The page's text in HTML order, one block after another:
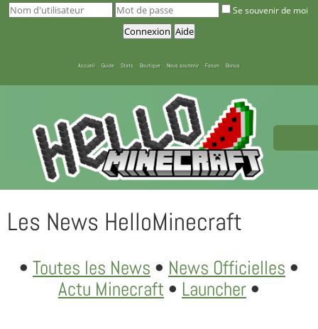
Se souvenir de moi
Accueil Guide Stats Boutique Nous soutenir Forum Bonus
Les News HelloMinecraft
• Toutes les News • News Officielles •
Actu Minecraft • Launcher •